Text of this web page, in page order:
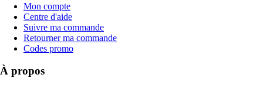
Mon compte
Centre d'aide
Suivre ma commande
Retourner ma commande
Codes promo
À propos